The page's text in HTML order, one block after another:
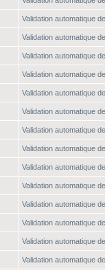
Validation automatique
Validation automatique
Validation automatique
Validation automatique
Validation automatique
Validation automatique
Validation automatique
Validation automatique
Validation automatique
Validation automatique
Validation automatique
Validation automatique
Validation automatique
Validation automatique